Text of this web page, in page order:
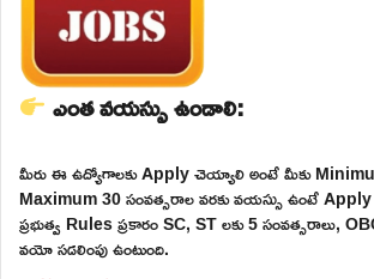
ఎంత వయస్సు ఉండాలి:
మీరు ఈ ఉద్యోగాలకు Apply చెయ్యాలి అంటే మీకు
Maximum 30 సంవత్సరాల వరకు వయస్సు ఉంటే
ప్రభుత్వ Rules ప్రకారం SC, ST లకు 5 సంవత్సరాలు,
వయో సడలింపు ఉంటుంది.